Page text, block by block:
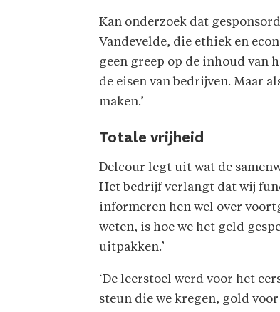
Kan onderzoek dat
Vandevelde, die ethiek en
geen greep op de inhoud van
de eisen van bedrijven. Maar
maken.’
Totale vrijheid
Delcour legt uit wat de
Het bedrijf verlangt dat wij
informeren hen wel over
weten, is hoe we het geld
uitpakken.’
‘De leerstoel werd voor het
steun die we kregen, gold